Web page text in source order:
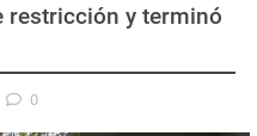
restricción y terminó
0